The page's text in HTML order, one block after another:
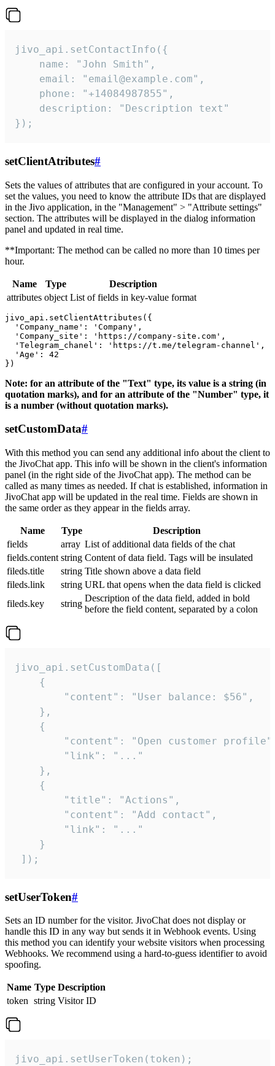
jivo_api.setContactInfo({
    name: "John Smith",
    email: "email@example.com",
    phone: "+14084987855",
    description: "Description text"
});
setClientAtributes#
Sets the values ​​of attributes that are configured in your account. To
set the values, you need to know the attribute IDs that are displayed
in the Jivo application, in the "Management" > "Attribute settings"
section. The attributes will be displayed in the dialog information
panel and updated in real time.
**Important: The method can be called no more than 10 times per
hour.
Name Type
Description
attributes object List of fields in key-value format
jivo_api.setClientAttributes({
  'Company_name': 'Company',
  'Company_site': 'https://company-site.com',
  'Telegram_chanel': 'https://t.me/telegram-channel',
  'Age': 42
Note: for an attribute of the "Text" type, its value is a string (in
quotation marks), and for an attribute of the "Number" type, it
is a number (without quotation marks).
setCustomData#
With this method you can send any additional info about the client to
the JivoChat app. This info will be shown in the client's information
panel (in the right side of the JivoChat app). The method can be
called as many times as needed. If chat is established, information in
JivoChat app will be updated in the real time. Fields are shown in
the same order as they appear in the fields array.
Name Type
Description
fields
array List of additional data fields of the chat
fields.content string Content of data field. Tags will be insulated
fileds.title
string Title shown above a data field
fileds.link
string URL that opens when the data field is clicked
fileds.key
string
Description of the data field, added in bold
before the field content, separated by a colon
jivo_api.setCustomData([
    {
        "content": "User balance: $56",
    },
    {
"content": "Open customer
        "link": "..."
    },
    {
        "title": "Actions",
        "content": "Add contact",
        "link": "..."
    }
]);
setUserToken#
Sets an ID number for the visitor. JivoChat does not display or
handle this ID in any way but sends it in Webhook events. Using
this method you can identify your website visitors when processing
Webhooks. We recommend using a hard-to-guess identifier to avoid
spoofing.
Name Type Description
token string Visitor ID
jivo_api.setUserToken(token);